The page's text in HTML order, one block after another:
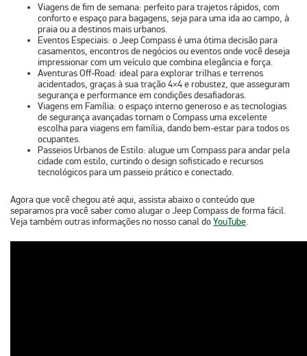
Viagens de fim de semana: perfeito para trajetos rápidos, com
conforto e espaço para bagagens, seja para uma ida ao campo, à
praia ou a destinos mais urbanos.
Eventos Especiais: o Jeep Compass é uma ótima decisão para
casamentos, encontros de negócios ou eventos onde você deseja
impressionar com um veículo que combina elegância e força.
Aventuras Off-Road: ideal para explorar trilhas e terrenos
acidentados, graças à sua tração 4×4 e robustez, que asseguram
segurança e performance em condições desafiadoras.
Viagens em Família: o espaço interno generoso e as tecnologias
de segurança avançadas tornam o Compass uma excelente
escolha para viagens em família, dando bem-estar para todos os
ocupantes.
Passeios Urbanos de Estilo: alugue um Compass para andar pela
cidade com estilo, curtindo o design sofisticado e recursos
tecnológicos para um passeio prático e conectado.
Agora que você chegou até aqui, assista abaixo o conteúdo que
separamos pra você saber como alugar o Jeep Compass de forma fácil.
Veja também outras informações no nosso canal doYouTube.